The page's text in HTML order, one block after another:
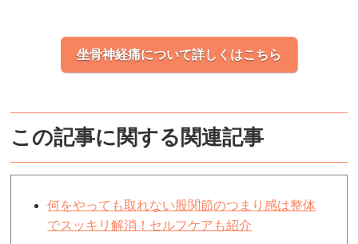
坐骨神経痛について詳しくはこちら
この記事に関する関連記事
何をやっても取れない股関節のつまり感は整体
でスッキリ解消！セルフケアも紹介